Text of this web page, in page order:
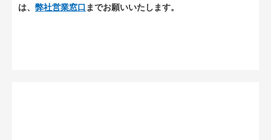
は、 弊社営業窓口 までお願いいたします。